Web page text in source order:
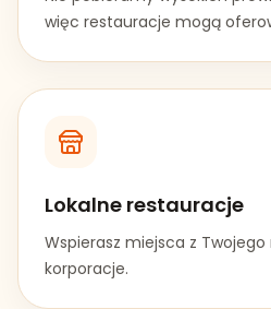
więc restauracje mogą
Lokalne restauracje
Wspierasz miejsca z
korporacje.